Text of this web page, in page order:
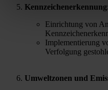
Kennzeichenerkennung:
Einrichtung von
Implementierung
Verfolgung
Umweltzonen und